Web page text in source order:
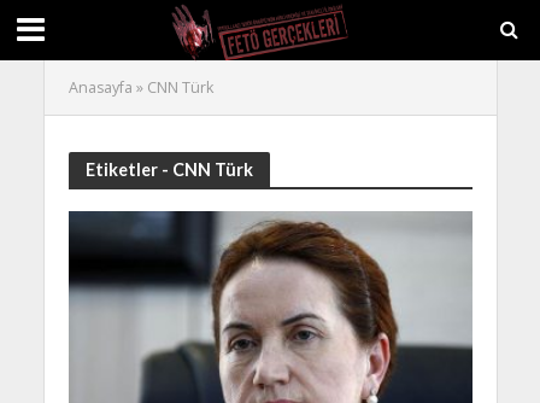
Anasayfa » CNN Türk
Etiketler - CNN Türk